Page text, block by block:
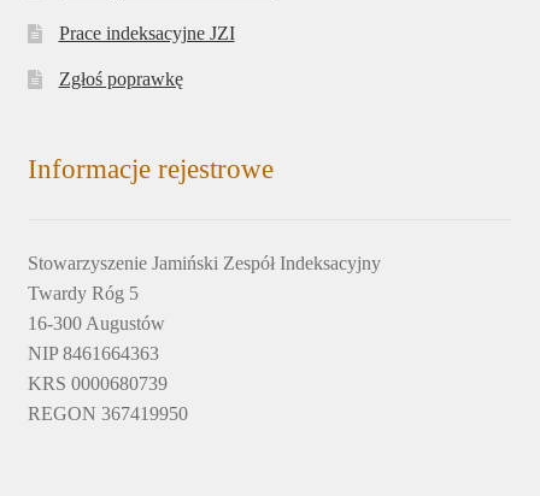
Prace indeksacyjne JZI
Zgłoś poprawkę
Informacje rejestrowe
Stowarzyszenie Jamiński Zespół Indeksacyjny
Twardy Róg 5
16-300 Augustów
NIP 8461664363
KRS 0000680739
REGON 367419950